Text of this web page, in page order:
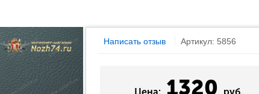
Написать отзыв Артикул: 5856
1320